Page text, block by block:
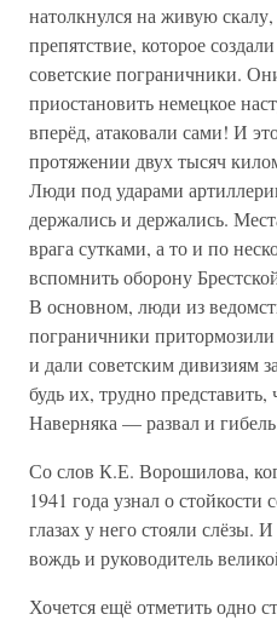
натолкнулся на живую
препятствие, которое
советские пограничники.
приостановить немецкое
вперёд, атаковали сами! И
протяжении двух тысяч
Люди под ударами
держались и держались.
врага сутками, а то и по
вспомнить оборону
В основном, люди из
пограничники
и дали советским дивизиям
будь их, трудно
Наверняка — развал и
Со слов К.Е. Ворошилова,
1941 года узнал о стойкости
глазах у него стояли слёзы.
вождь и руководитель
Хочется ещё отметить одно